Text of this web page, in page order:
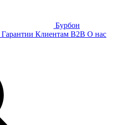
Бурбон
Гарантии Клиентам B2B О нас